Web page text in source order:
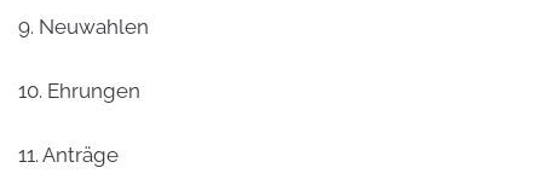
9. Neuwahlen
10. Ehrungen
11. Anträge